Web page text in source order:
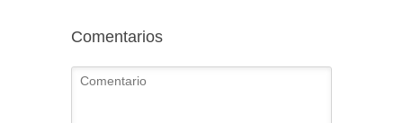
Comentarios